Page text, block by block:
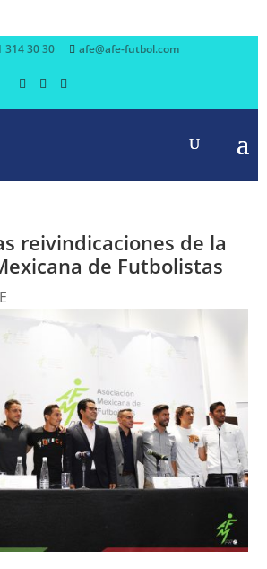
314 30 30 afe@afe-futbol.com
reivindicaciones de la
de Futbolistas